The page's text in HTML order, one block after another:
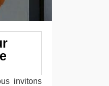
invitons